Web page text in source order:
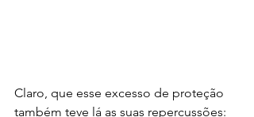
Claro, que esse excesso de proteção
também teve lá as suas repercussões: